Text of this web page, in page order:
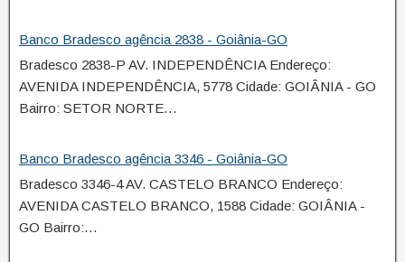
Banco Bradesco agência 2838 - Goiânia-GO
Bradesco 2838-P AV. INDEPENDÊNCIA Endereço:
AVENIDA INDEPENDÊNCIA, 5778 Cidade: GOIÂNIA - GO
Bairro: SETOR NORTE…
Banco Bradesco agência 3346 - Goiânia-GO
Bradesco 3346-4 AV. CASTELO BRANCO Endereço:
AVENIDA CASTELO BRANCO, 1588 Cidade: GOIÂNIA -
GO Bairro:…